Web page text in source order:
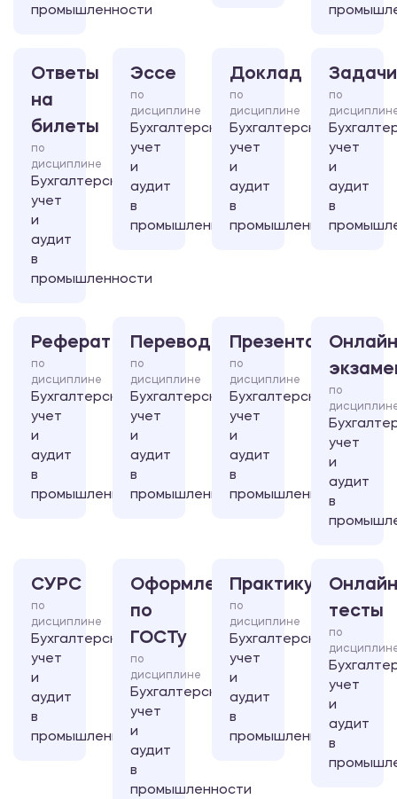
промышленности
Ответы
на
билеты
по
дисциплине
Бухгалтерский
учет
и
аудит
в
промышленности
Эссе
по
дисциплине
Бухгалтерский
учет
и
аудит
в
промышленности
Доклад
по
дисциплине
Бухгалтерский
учет
и
аудит
в
промышленности
Задачи
по
учет
и
аудит
в
Реферат
по
дисциплине
Бухгалтерский
учет
и
аудит
в
промышленности
Перевод
по
дисциплине
Бухгалтерский
учет
и
аудит
в
промышленности
Презентация
по
дисциплине
Бухгалтерский
учет
и
аудит
в
промышленности
по
учет
и
аудит
в
СУРС
по
дисциплине
Бухгалтерский
учет
и
аудит
в
промышленности
Оформление
по
ГОСТу
по
дисциплине
Бухгалтерский
учет
и
аудит
в
промышленности
Практикум
по
дисциплине
Бухгалтерский
учет
и
аудит
в
промышленности
тесты
по
учет
и
аудит
в